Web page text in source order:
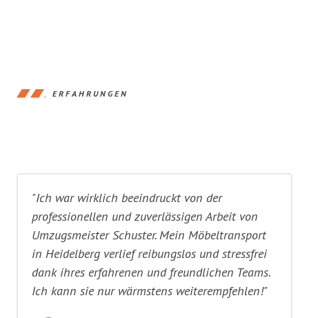
ERFAHRUNGEN
"Ich war wirklich beeindruckt von der
professionellen und zuverlässigen Arbeit von
Umzugsmeister Schuster. Mein Möbeltransport
in Heidelberg verlief reibungslos und stressfrei
dank ihres erfahrenen und freundlichen Teams.
Ich kann sie nur wärmstens weiterempfehlen!"